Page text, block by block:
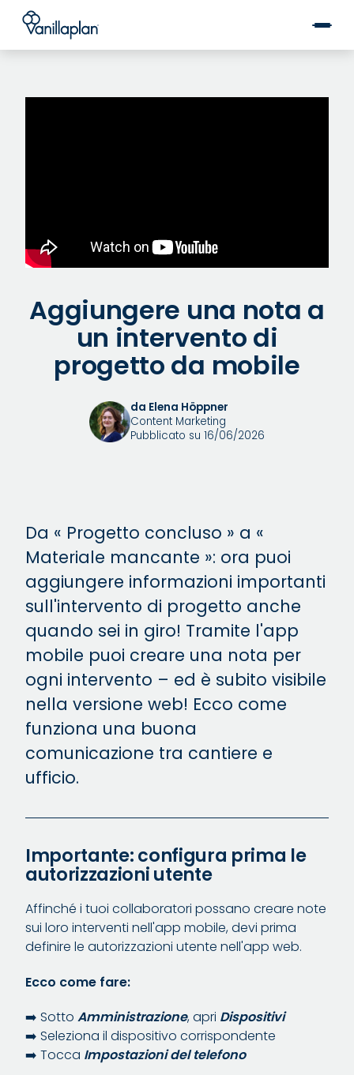
®
Aggiungere una nota a
un intervento di
progetto da mobile
da Elena Höppner
Content Marketing
Pubblicato su 16/06/2026
Da « Progetto concluso » a «
Materiale mancante »: ora puoi
aggiungere informazioni importanti
sull'intervento di progetto anche
quando sei in giro! Tramite l'app
mobile puoi creare una nota per
ogni intervento – ed è subito visibile
nella versione web! Ecco come
funziona una buona
comunicazione tra cantiere e
ufficio.
Importante: configura prima le
autorizzazioni utente
Affinché i tuoi collaboratori possano creare note
sui loro interventi nell'app mobile, devi prima
definire le autorizzazioni utente nell'app web.
Ecco come fare:
➡️ Sotto Amministrazione, apri Dispositivi
➡️ Seleziona il dispositivo corrispondente
➡️ Tocca Impostazioni del telefono